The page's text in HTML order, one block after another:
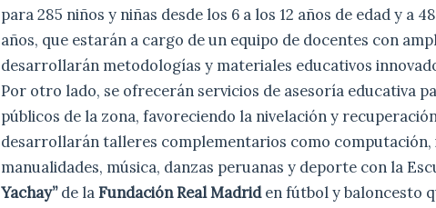
para 285 niños y niñas desde los 6 a los 12 años de edad y a
años, que estarán a cargo de un equipo de docentes con
desarrollarán metodologías y materiales educativos
Por otro lado, se ofrecerán servicios de asesoría educativa
públicos de la zona, favoreciendo la nivelación y
desarrollarán talleres complementarios como computación,
manualidades, música, danzas peruanas y deporte con la
Yachay”de laFundación Real Madriden fútbol y baloncesto